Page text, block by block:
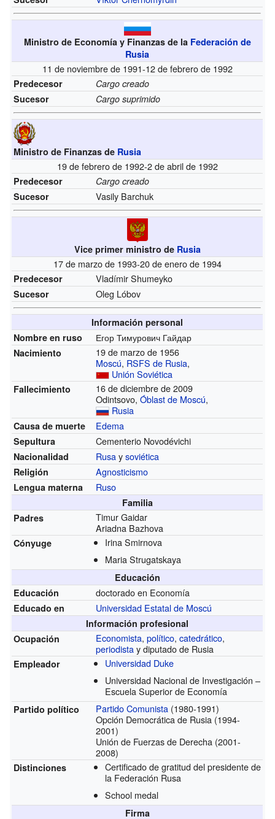
Ministro de Economía y Finanzas de la Federación de
Rusia
11 de noviembre de 1991-12 de febrero de 1992
Predecesor
Cargo creado
Sucesor
Cargo suprimido
Ministro de Finanzas de Rusia
19 de febrero de 1992-2 de abril de 1992
Predecesor
Cargo creado
Sucesor
Vasily Barchuk
Vice primer ministro de Rusia
17 de marzo de 1993-20 de enero de 1994
Predecesor Vladímir Shumeyko
Sucesor Oleg Lóbov
Información personal
Nombre en ruso
Егор Тимурович Гайдар
Nacimiento
19 de marzo de 1956
Moscú, RSFS de Rusia,
Unión Soviética
Fallecimiento
16 de diciembre de 2009
Odintsovo,Óblast de Moscú,
Rusia
Causa de muerte Edema
Sepultura Cementerio Novodévichi
Nacionalidad Rusaysoviética
Religión Agnosticismo
Lengua materna Ruso
Familia
Padres
Timur Gaidar
Ariadna Bazhova
Cónyuge
Irina Smirnova
Maria Strugatskaya
Educación
Educación
doctorado en Economía
Educado en Universidad Estatal de Moscú
Información profesional
Ocupación
Economista,político,catedrático,
periodistay diputado de Rusia
Empleador
Universidad Duke
Universidad Nacional de Investigación –
Escuela Superior de Economía
Partido político Partido Comunista (1980-1991)
Opción Democrática de Rusia (1994-
2001)
Unión de Fuerzas de Derecha (2001-
2008)
Distinciones
Certificado de gratitud del presidente de
la Federación Rusa
School medal
Firma